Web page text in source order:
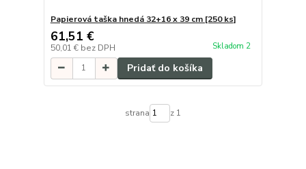
Papierová taška hnedá 32+16 x 39 cm [250 ks]
61,51 €
50,01 € bez DPH Skladom 2
Pridať do košíka
strana z 1